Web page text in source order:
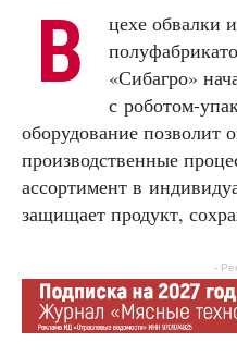
В
цехе обвалки
«Сибагро»
с роботом-
оборудование позволит
производственные
ассортимент в
защищает продукт,
-